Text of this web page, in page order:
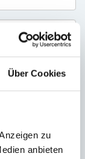
Über Cookies
zu
anbieten